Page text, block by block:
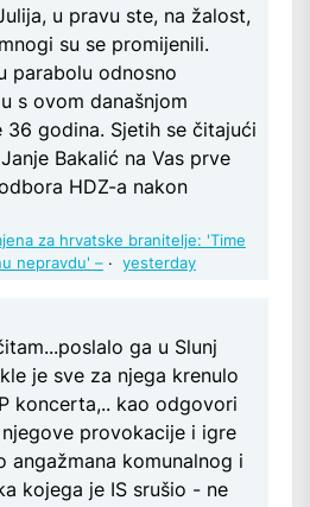
u pravu ste, na žalost,
su se promijenili.
parabolu odnosno
s ovom današnjom
godina. Sjetih se čitajući
Bakalić na Vas prve
HDZ-a nakon
za hrvatske branitelje: 'Time
nepravdu' – · yesterday
ga u Slunj
je sve za njega krenulo
koncerta,.. kao odgovori
provokacije i igre
angažmana komunalnog i
kojega je IS srušio - ne